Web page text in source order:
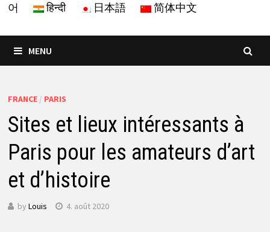
어
हिन्दी 日本語 简体中文
MENU
FRANCE/ PARIS
Sites et lieux intéressants à
Paris pour les amateurs d’art
et d’histoire
by Louis 4. août 2020